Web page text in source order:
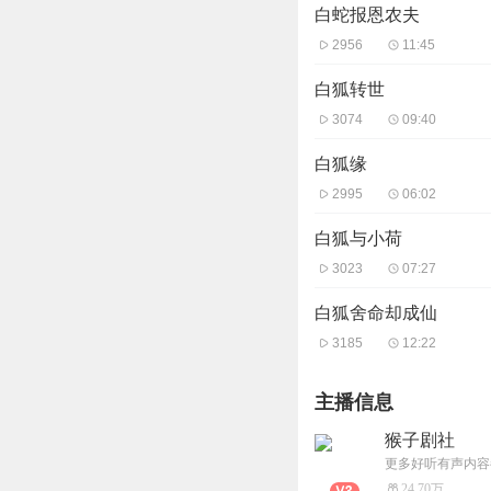
白蛇报恩农夫
2956 11:45
白狐转世
3074 09:40
白狐缘
2995 06:02
白狐与小荷
3023 07:27
白狐舍命却成仙
3185 12:22
主播信息
猴子剧社
更多好听有声内